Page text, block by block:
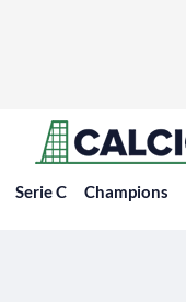
Serie C Champions